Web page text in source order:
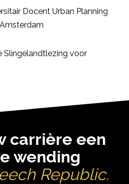
Docent Urban Planning
Slingelandtlezing voor
carrière een
wending
Republic.